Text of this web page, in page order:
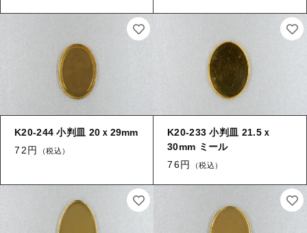
K20-244 小判皿 20ｘ29mm
72円
（税込）
K20-233 小判皿 21.5ｘ
30mm ミール
76円
（税込）